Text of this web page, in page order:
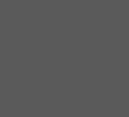
1
katta bo‘lsa,
bo‘ladi.